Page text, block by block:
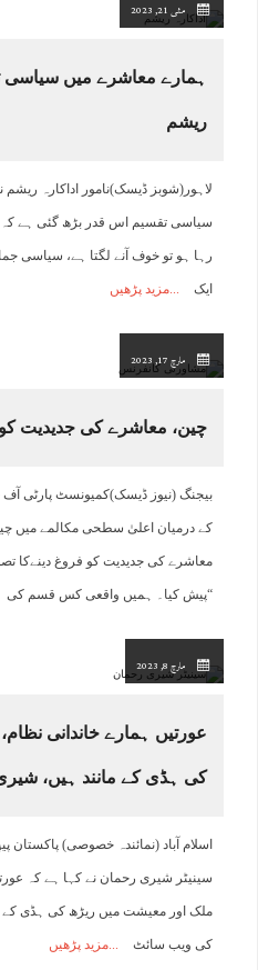
مئی 21, 2023
ہمارے معاشرے میں
ریشم
لاہور(شوبز ڈیسک)نامور اداکارہ
سیاسی تقسیم اس قدر بڑھ گئی ہے
رہا ہو تو خوف آنے لگتا ہے، سیاسی
ایک مزید پڑھیں
مارچ 17, 2023
چین، معاشرے کی جدیدیت کو
بیجنگ (نیوز ڈیسک)کمیونسٹ پارٹی آف
کے درمیان اعلیٰ سطحی مکالمے میں
معاشرے کی جدیدیت کو فروغ دینےکا
“پیش کیا۔ ہمیں واقعی کس قسم کی
مارچ 8, 2023
عورتیں ہمارے خاندانی
کی ہڈی کے مانند ہیں،
اسلام آباد (نمائندہ خصوصی) پاکستان
سینیٹر شیری رحمان نے کہا ہے کہ
ملک اور معیشت میں ریڑھ کی ہڈی کے
کی ویب سائٹ مزید پڑھیں